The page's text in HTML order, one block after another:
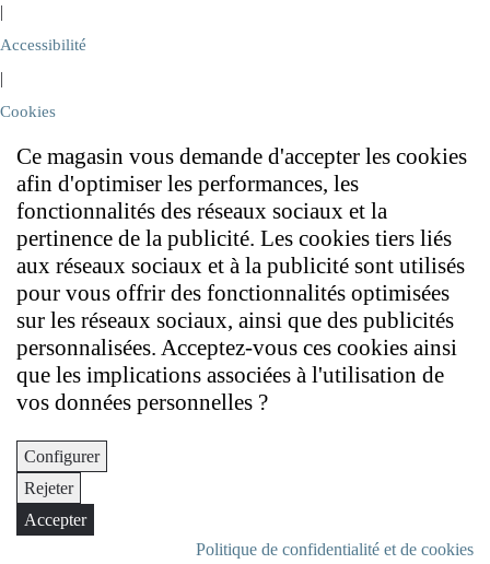
|
Accessibilité
|
Cookies
Ce magasin vous demande d'accepter les cookies
afin d'optimiser les performances, les
fonctionnalités des réseaux sociaux et la
pertinence de la publicité. Les cookies tiers liés
aux réseaux sociaux et à la publicité sont utilisés
pour vous offrir des fonctionnalités optimisées
sur les réseaux sociaux, ainsi que des publicités
personnalisées. Acceptez-vous ces cookies ainsi
que les implications associées à l'utilisation de
vos données personnelles ?
Configurer
Rejeter
Accepter
Politique de confidentialité et de cookies